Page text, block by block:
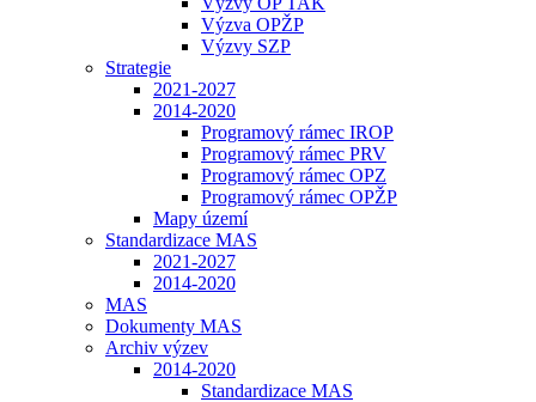
Výzva OPŽP
Výzvy SZP
Strategie
2021-2027
2014-2020
Programový rámec IROP
Programový rámec PRV
Programový rámec OPZ
Programový rámec OPŽP
Mapy území
Standardizace MAS
2021-2027
2014-2020
MAS
Dokumenty MAS
Archiv výzev
2014-2020
Standardizace MAS